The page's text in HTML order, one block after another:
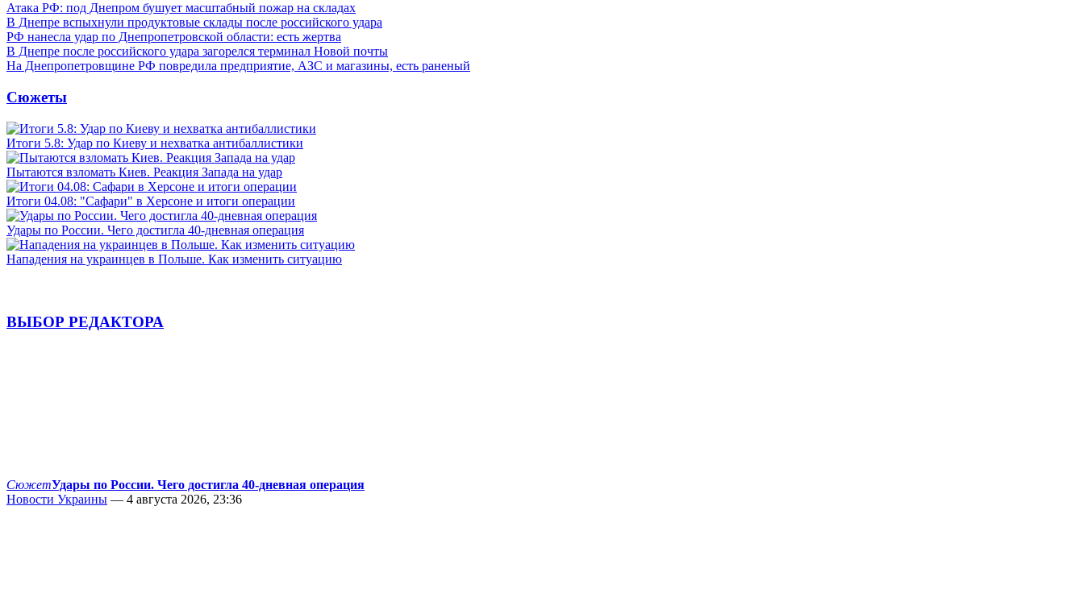
Атака РФ: под Днепром бушует масштабный пожар на складах
В Днепре вспыхнули продуктовые склады после российского удара
РФ нанесла удар по Днепропетровской области: есть жертва
В Днепре после российского удара загорелся терминал Новой почты
На Днепропетровщине РФ повредила предприятие, АЗС и магазины, есть раненый
Сюжеты
Итоги 5.8: Удар по Киеву и нехватка антибаллистики
Пытаются взломать Киев. Реакция Запада на удар
Итоги 04.08: "Сафари" в Херсоне и итоги операции
Удары по России. Чего достигла 40-дневная операция
Нападения на украинцев в Польше. Как изменить ситуацию
ВЫБОР РЕДАКТОРА
СюжетУдары по России. Чего достигла 40-дневная операция
Новости Украины — 4 августа 2026, 23:36